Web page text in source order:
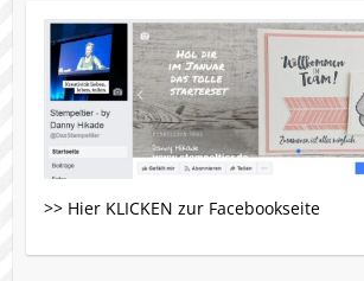
>> Hier KLICKEN zur Facebookseite